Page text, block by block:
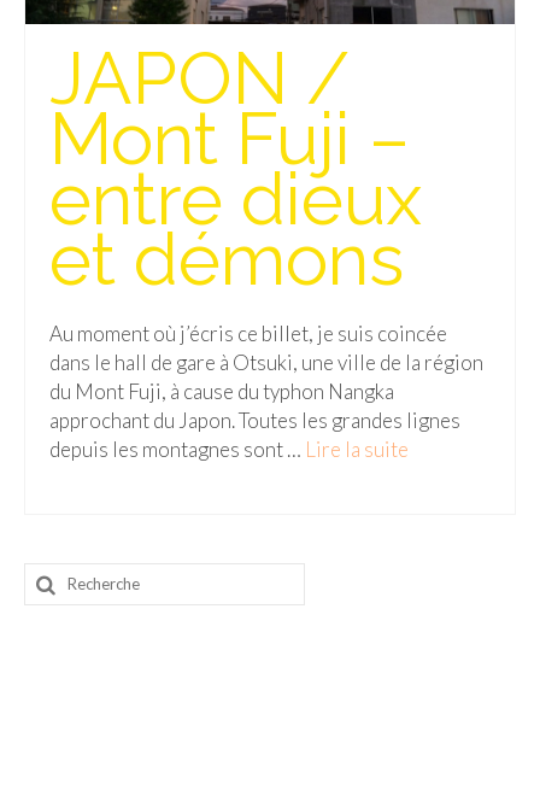
Isla del Sol
Lac Titicaca
Salar d’Uyuni
Sucre
Chili
Paraguay
Pérou
Lac Titicaca
Chine
JAPON /
Mont Fuji –
entre dieux
et démons
Au moment où j’écris ce billet, je suis coincée
dans le hall de gare à Otsuki, une ville de la région
du Mont Fuji, à cause du typhon Nangka
approchant du Japon. Toutes les grandes lignes
depuis les montagnes sont … Lire la suite­­
Rechercher
: